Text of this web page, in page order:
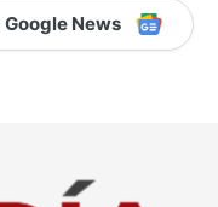
Google News